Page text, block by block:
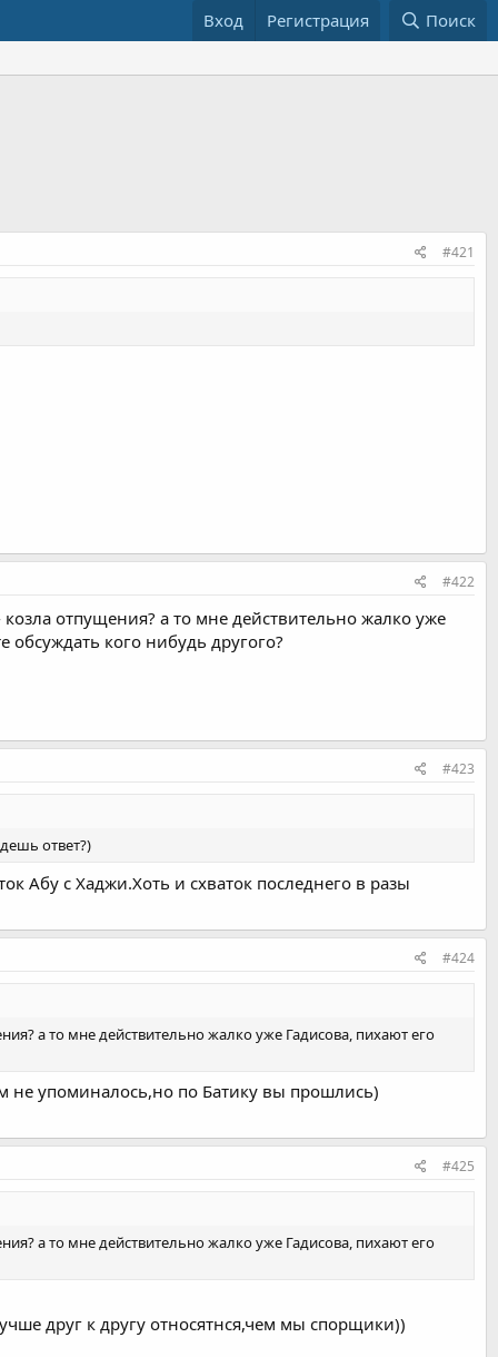
Вход Регистрация Поиск
#421
#422
отпущения? а то мне действительно жалко уже
кого нибудь другого?
#423
ответ?)
Абу с Хаджи.Хоть и схваток последнего в разы
#424
а то мне действительно жалко уже Гадисова, пихают его
не упоминалось,но по Батику вы прошлись)
#425
а то мне действительно жалко уже Гадисова, пихают его
друг к другу относятнся,чем мы спорщики))